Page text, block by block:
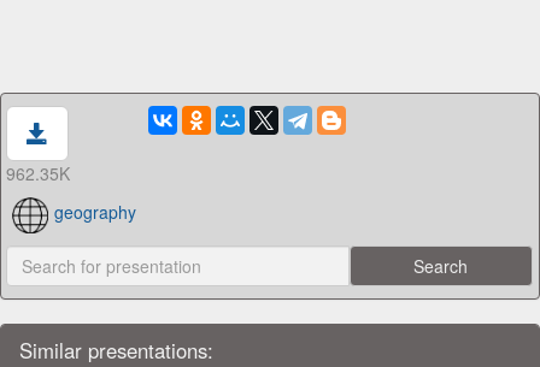
962.35K
geography
Similar presentations: